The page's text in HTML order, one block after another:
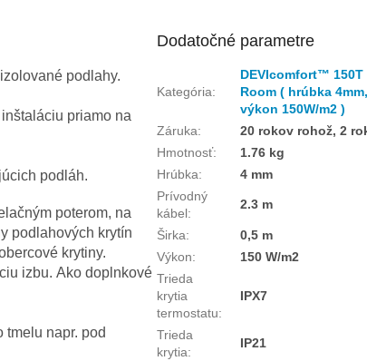
podlahy.
priamo na
podláh.
poterom, na
podlahových krytín
krytiny.
izbu. Ako doplnkové
napr. pod
Dodatočné parametre
Kategória:
DEVIcomfort™ 150T
Room ( hrúbka
výkon 150W/m2 )
Záruka:
20 rokov rohož, 2
Hmotnosť:
1.76 kg
Hrúbka:
4 mm
Prívodný
kábel:
2.3 m
Širka:
0,5 m
Výkon:
150 W/m2
Trieda
krytia
termostatu:
IPX7
Trieda
krytia:
IP21